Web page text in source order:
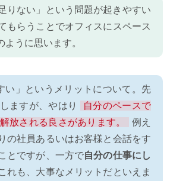
りない」という問題が起きやすい
もらうことでオフィスにスペース
うに思います。
い」というメリットについて。先
ますが、やはり
自分のペースで
放される良さがあります。
例え
の社員あるいはお客様と会話をす
とですが、一方で自分の仕事にし
れも、大事なメリットだといえま